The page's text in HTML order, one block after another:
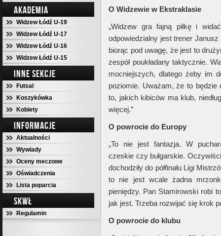
AKADEMIA
Widzew Łódź U-19
Widzew Łódź U-17
Widzew Łódź U-16
Widzew Łódź U-15
INNE SEKCJE
Futsal
Koszykówka
Kobiety
INFORMACJE
Aktualności
Wywiady
Oceny meczowe
Oświadczenia
Lista poparcia
SKWŁ
Regulamin
O Widzewie w Ekstraklasie
„Widzew gra fajną piłkę i
odpowiedzialny jest trener
biorąc pod uwagę, że jest to
zespół poukładany taktycznie.
mocniejszych, dlatego żeby im
poziomie. Uważam, że to
to, jakich kibiców ma klub,
więcej.”
O powrocie do Europy
„To nie jest fantazja. W
czeskie czy bułgarskie.
dochodziły do półfinału Ligi
to nie jest wcale żadna
pieniędzy. Pan Stamirowski robi
jak jest. Trzeba rozwijać się krok
O powrocie do klubu